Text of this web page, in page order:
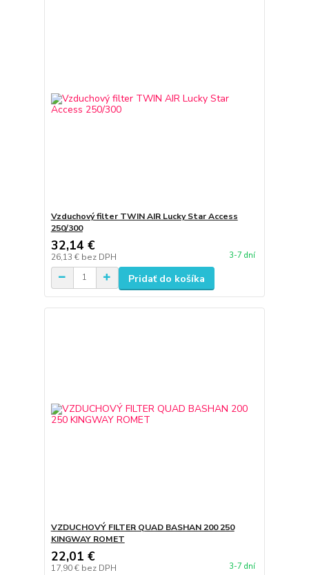
Vzduchový filter TWIN AIR Lucky Star Access
250/300
32,14 €
26,13 € bez DPH 3-7 dní
Pridať do košíka
VZDUCHOVÝ FILTER QUAD BASHAN 200 250
KINGWAY ROMET
22,01 €
17,90 € bez DPH 3-7 dní